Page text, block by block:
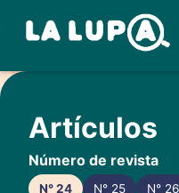
Skip
to
contentArtículos
Número de revista
N° 24 N° 25 N° 26